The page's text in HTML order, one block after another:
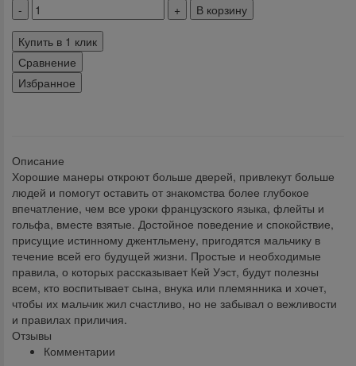
В корзину
Купить в 1 клик
Сравнение
Избранное
Описание
Хорошие манеры откроют больше дверей, привлекут больше
людей и помогут оставить от знакомства более глубокое
впечатление, чем все уроки французского языка, флейты и
гольфа, вместе взятые. Достойное поведение и спокойствие,
присущие истинному джентльмену, пригодятся мальчику в
течение всей его будущей жизни. Простые и необходимые
правила, о которых рассказывает Кей Уэст, будут полезны
всем, кто воспитывает сына, внука или племянника и хочет,
чтобы их мальчик жил счастливо, но не забывал о вежливости
и правилах приличия.
Отзывы
Комментарии